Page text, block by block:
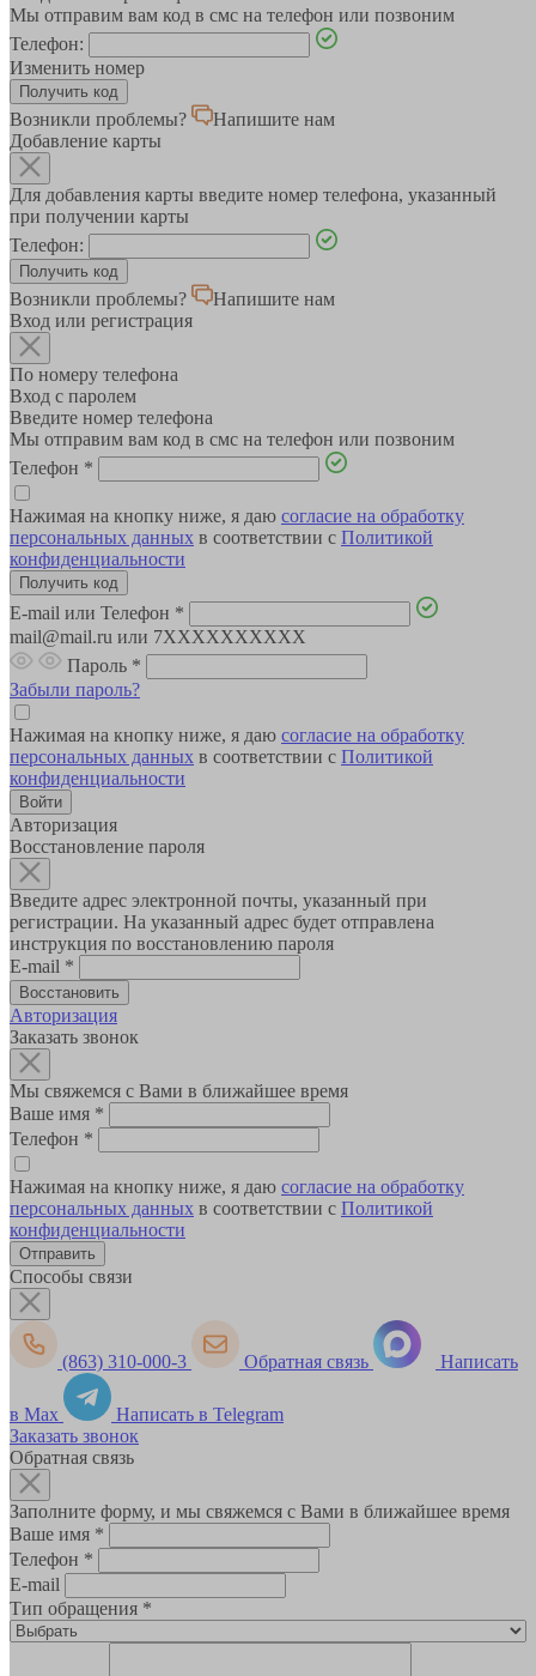
Мы отправим вам код в смс на телефон или позвоним
Телефон:
Изменить номер
Возникли проблемы?
Напишите нам
Добавление карты
Для добавления карты введите номер телефона, указанный
при получении карты
Телефон:
Возникли проблемы?
Напишите нам
Вход или регистрация
По номеру телефона
Вход с паролем
Введите номер телефона
Мы отправим вам код в смс на телефон или позвоним
Телефон *
Нажимая на кнопку ниже, я даю согласие на обработку
персональных данных в соответствии с Политикой
конфиденциальности
E-mail или Телефон *
mail@mail.ru или 7XXXXXXXXXX
Пароль *
Забыли пароль?
Нажимая на кнопку ниже, я даю согласие на обработку
персональных данных в соответствии с Политикой
конфиденциальности
Авторизация
Восстановление пароля
Введите адрес электронной почты, указанный при
регистрации. На указанный адрес будет отправлена
инструкция по восстановлению пароля
E-mail *
Авторизация
Заказать звонок
Мы свяжемся с Вами в ближайшее время
Ваше имя *
Телефон *
Нажимая на кнопку ниже, я даю согласие на обработку
персональных данных в соответствии с Политикой
конфиденциальности
Способы связи
(863) 310-000-3 Обратная связь Написать
в Max
Написать в Telegram
Заказать звонок
Обратная связь
Заполните форму, и мы свяжемся с Вами в ближайшее время
Ваше имя *
Телефон *
E-mail
Тип обращения *